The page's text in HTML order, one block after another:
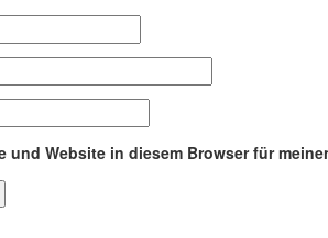
und Website in diesem Browser für